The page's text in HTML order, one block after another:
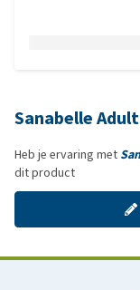
Sanabelle
Heb je ervaring met
dit product